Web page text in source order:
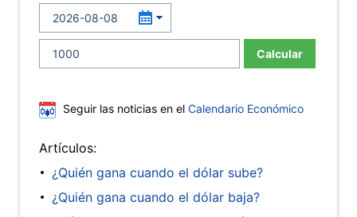
Calcular
Seguir las noticias en el Calendario Económico
Artículos:
¿Quién gana cuando el dólar sube?
¿Quién gana cuando el dólar baja?